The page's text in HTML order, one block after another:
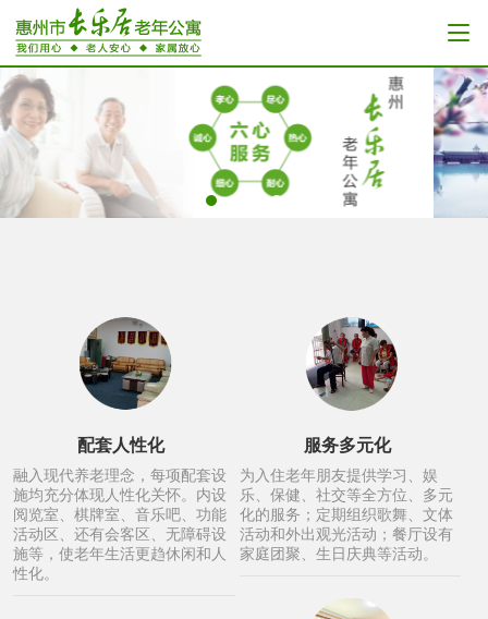
配套人性化
融入现代养老理念，每项配套设
施均充分体现人性化关怀。内设
阅览室、棋牌室、音乐吧、功能
活动区、还有会客区、无障碍设
施等，使老年生活更趋休闲和人
性化。
服务多元化
为入住老年朋友提供学习、娱
乐、保健、社交等全方位、多元
化的服务；定期组织歌舞、文体
活动和外出观光活动；餐厅设有
家庭团聚、生日庆典等活动。